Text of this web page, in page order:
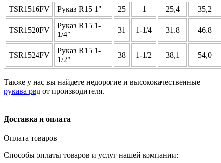
TSR1516FV
Рукав R15 1" 25 1 25,4 35,2
TSR1520FV
Рукав R15 1-
1/4"
31 1-1/4 31,8 46,8
TSR1524FV
Рукав R15 1-
1/2"
38 1-1/2 38,1 54,0
Также у нас вы найдете недорогие и высококачественные
рукава рвд от производителя.
Доставка и оплата
Оплата товаров
Способы оплаты товаров и услуг нашей компании: